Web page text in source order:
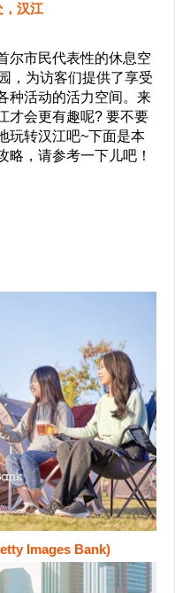
尔市民代表性的休息空
，为访客们提供了享受
种活动的活力空间。来
才会更有趣呢? 要不要
玩转汉江吧~下面是本
略，请参考一下儿吧！
Images Bank)